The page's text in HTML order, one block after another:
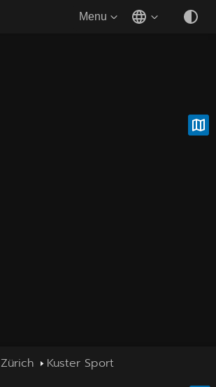
Menu
Zürich Kuster Sport